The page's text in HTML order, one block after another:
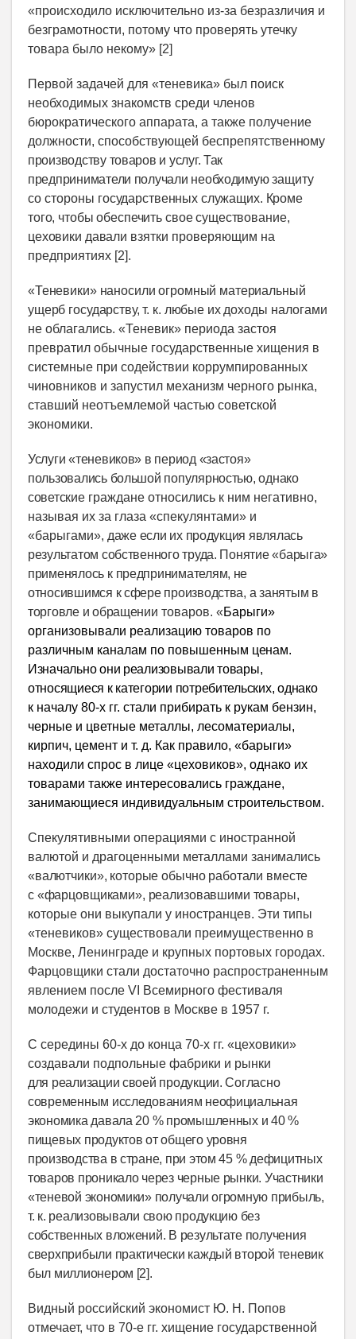
«происходило исключительно из-за безразличия и
безграмотности, потому что проверять утечку
товара было некому» [2]
Первой задачей для «теневика» был поиск
необходимых знакомств среди членов
бюрократического аппарата, а также получение
должности, способствующей беспрепятственному
производству товаров и услуг. Так
предприниматели получали необходимуюзащиту
со стороны государственных служащих. Кроме
того, чтобы обеспечить свое существование,
цеховики давали взятки проверяющим на
предприятиях [2].
«Теневики» наносили огромный материальный
ущерб государству, т. к. любые их доходы налогами
не облагались. «Теневик» периода застоя
превратил обычные государственные хищения в
системные при содействии коррумпированных
чиновников и запустил механизм черного рынка,
ставший неотъемлемой частью советской
экономики.
Услуги «теневиков» в период «застоя»
пользовались большой популярностью, однако
советскиеграждане относились к ним негативно,
называя их за глаза «спекулянтами» и
«барыгами», даже если их продукция являлась
результатом собственного труда. Понятие «барыга»
применялось к предпринимателям, не
относившимся к сфере производства, а занятым в
торговле и обращении товаров. «Барыги»
организовывали реализацию товаров по
различным каналам по повышенным ценам.
Изначально они реализовывали товары,
относящиеся к категории потребительских, однако
к началу 80-х гг. стали прибирать к рукам бензин,
черные и цветные металлы, лесоматериалы,
кирпич, цемент и т. д. Как правило, «барыги»
находили спрос в лице «цеховиков», однако их
товарами также интересовались граждане,
занимающиеся индивидуальным строительством.
Спекулятивными операциями с иностранной
валютой и драгоценными металлами занимались
«валютчики», которые обычно работали вместе
с «фарцовщиками», реализовавшими товары,
которые они выкупали у иностранцев. Эти типы
«теневиков» существовали преимущественно в
Москве, Ленинграде и крупных портовых городах.
Фарцовщики стали достаточно распространенным
явлением после VI Всемирного фестиваля
молодежи и студентов в Москве в 1957 г.
С середины 60-х до конца 70-х гг. «цеховики»
создавали подпольные фабрики и рынки
для реализации своей продукции. Согласно
современным исследованиям неофициальная
экономика давала 20 % промышленных и 40 %
пищевых продуктов от общего уровня
производства в стране, при этом 45 % дефицитных
товаров проникало через черные рынки. Участники
«теневой экономики» получали огромную прибыль,
т. к. реализовывали свою продукцию без
собственных вложений. В результате получения
сверхприбыли практически каждый второй теневик
был миллионером [2].
Видный российский экономист Ю. Н. Попов
отмечает, что в 70-е гг. хищение государственной